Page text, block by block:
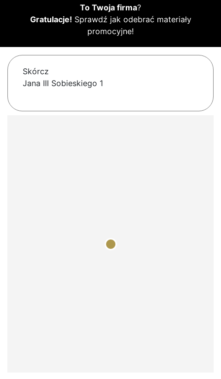
To Twoja firma?
Gratulacje! Sprawdź jak odebrać materiały
promocyjne!
Skórcz
Jana III Sobieskiego 1